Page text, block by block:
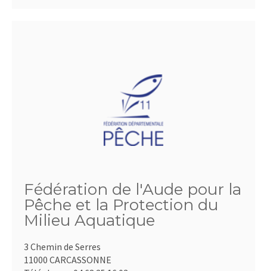
Fédération de l'Aude pour la
Pêche et la Protection du
Milieu Aquatique
3 Chemin de Serres
11000 CARCASSONNE